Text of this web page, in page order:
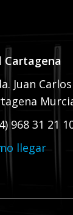
Cartagena
Juan
968 31 21
llegar